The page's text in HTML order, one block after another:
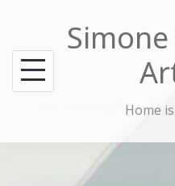
content
Home